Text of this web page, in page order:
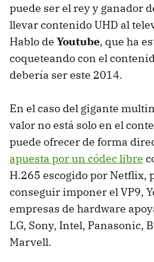
puede ser el rey y ganador
llevar contenido UHD al
Hablo de Youtube, que ha
coqueteando con el
debería ser este 2014.
En el caso del gigante
valor no está solo en el
puede ofrecer de forma
apuesta por un códec libre
H.265 escogido por Netflix,
conseguir imponer el VP9,
empresas de hardware
LG, Sony, Intel, Panasonic,
Marvell.